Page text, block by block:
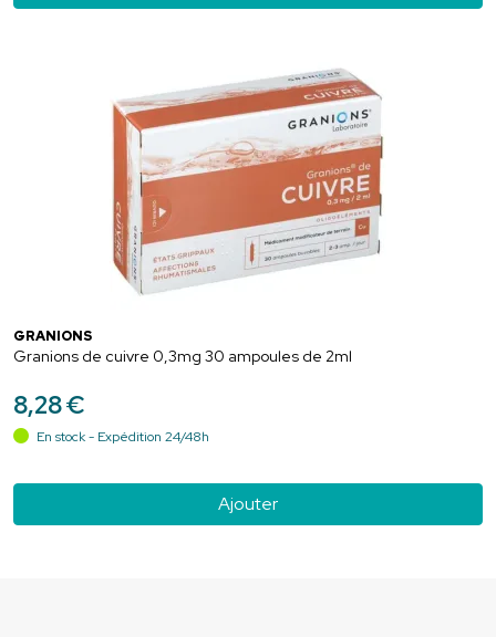
GRANIONS
Granions de cuivre 0,3mg 30 ampoules de 2ml
8,28€
En stock - Expédition 24/48h
Ajouter